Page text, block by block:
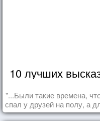
10 лучших
"...Были такие времена,
спал у друзей на полу, а
бутылки